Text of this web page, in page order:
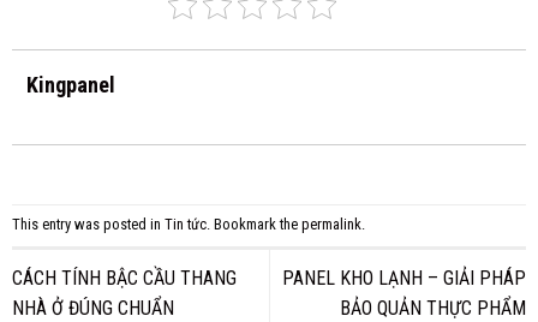
Kingpanel
This entry was posted in Tin tức. Bookmark the permalink.
CÁCH TÍNH BẬC CẦU THANG
NHÀ Ở ĐÚNG CHUẨN
PANEL KHO LẠNH – GIẢI PHÁP
BẢO QUẢN THỰC PHẨM